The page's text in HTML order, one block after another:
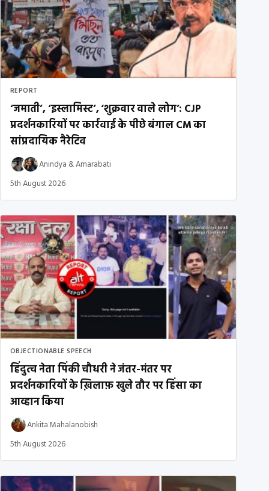
REPORT
‘जमाती’, ‘इस्लामिस्ट’, ‘शुक्रवार वाले लोग’: CJP
प्रदर्शनकारियों पर कार्रवाई के पीछे बंगाल CM का
सांप्रदायिक नैरेटिव
Anindya &Amarabati
5th August 2026
OBJECTIONABLE SPEECH
हिंदुत्व नेता पिंकी चौधरी ने जंतर-मंतर पर
प्रदर्शनकारियों के ख़िलाफ़ खुले तौर पर हिंसा का
आव्हान किया
Ankita Mahalanobish
5th August 2026